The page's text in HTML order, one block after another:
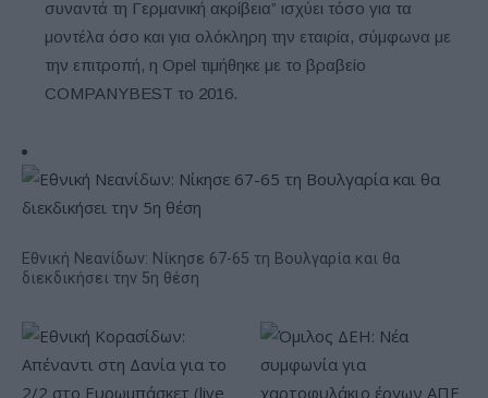
συναντά τη Γερμανική ακρίβεια” ισχύει τόσο για τα
μοντέλα όσο και για ολόκληρη την εταιρία, σύμφωνα με
την επιτροπή, η Opel τιμήθηκε με το βραβείο
COMPANYBEST το 2016.
Εθνική Νεανίδων: Νίκησε 67-65 τη Βουλγαρία και θα
διεκδικήσει την 5η θέση